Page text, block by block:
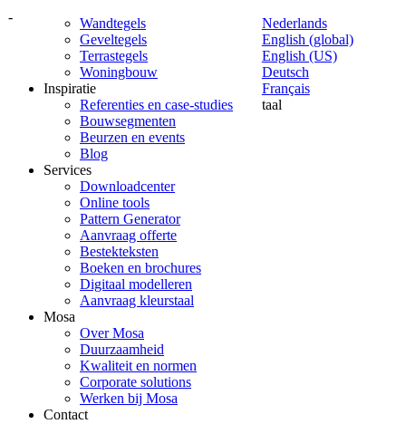
-
Nederlands
English (global)
English (US)
Deutsch
Français
taal
Wandtegels
Geveltegels
Terrastegels
Woningbouw
Inspiratie
Referenties en case-studies
Bouwsegmenten
Beurzen en events
Blog
Services
Downloadcenter
Online tools
Pattern Generator
Aanvraag offerte
Bestekteksten
Boeken en brochures
Digitaal modelleren
Aanvraag kleurstaal
Mosa
Over Mosa
Duurzaamheid
Kwaliteit en normen
Corporate solutions
Werken bij Mosa
Contact